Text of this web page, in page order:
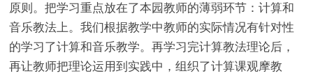
原则。把学习重点放在了本园教师的薄弱环节：计算和
音乐教法上。我们根据教学中教师的实际情况有针对性
的学习了计算和音乐教学。再学习完计算教法理论后，
再让教师把理论运用到实践中，组织了计算课观摩教